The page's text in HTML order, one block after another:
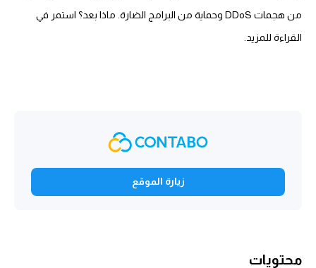
من هجمات DDoS وحماية من البرامج الضارة. ماذا بعد؟ استمر في
القراءة للمزيد.
زيارة الموقع
محتويات